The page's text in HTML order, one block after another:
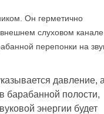
Он герметично
слуховом
перепонки на
давление,
барабанной полости,
энергии будет